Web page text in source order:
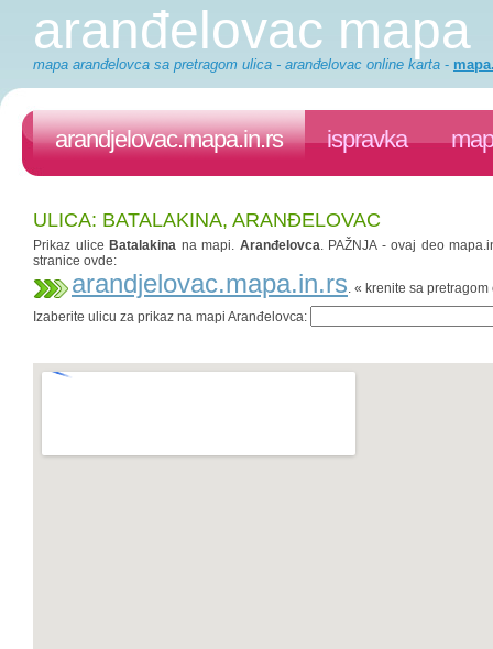
aranđelovac mapa
mapa aranđelovca sa pretragom ulica - aranđelovac online karta -
arandjelovac.mapa.in.rs ispravka
ULICA: BATALAKINA, ARANĐELOVAC
Prikaz ulice Batalakina na mapi. Aranđelovca. PAŽNJA - ovaj deo
stranice ovde:
arandjelovac.mapa.in.rs. « krenite sa pretragom
Izaberite ulicu za prikaz na mapi Aranđelovca: